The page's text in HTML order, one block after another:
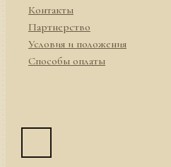
Контакты
Партнерство
Условия и положения
Способы оплаты